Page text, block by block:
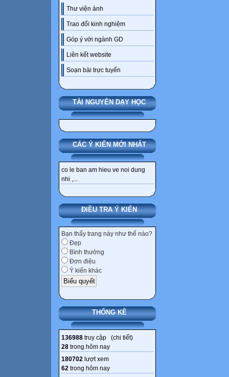
Thư viện ảnh
Trao đổi kinh nghiệm
Góp ý với ngành GD
Liên kết website
Soạn bài trực tuyến
TÀI NGUYÊN DẠY HỌC
CÁC Ý KIẾN MỚI NHẤT
co le ban am hieu ve noi dung
nhi ,...
ĐIỀU TRA Ý KIẾN
Bạn thấy trang này như thế nào?
Đẹp
Bình thường
Đơn điệu
Ý kiến khác
THỐNG KÊ
136988 truy cập (chi tiết)
28 trong hôm nay
180702 lượt xem
62 trong hôm nay